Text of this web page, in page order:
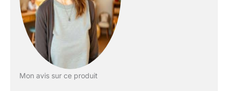
offre à votre enfant son
propre espace
d'apprentissage. Cela
favorise les habitudes
Mon avis sur ce produit